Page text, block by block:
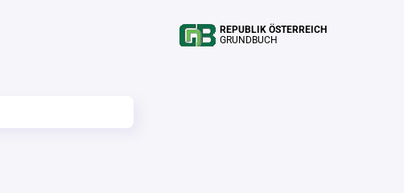
REPUBLIK ÖSTERREICH
GRUNDBUCH